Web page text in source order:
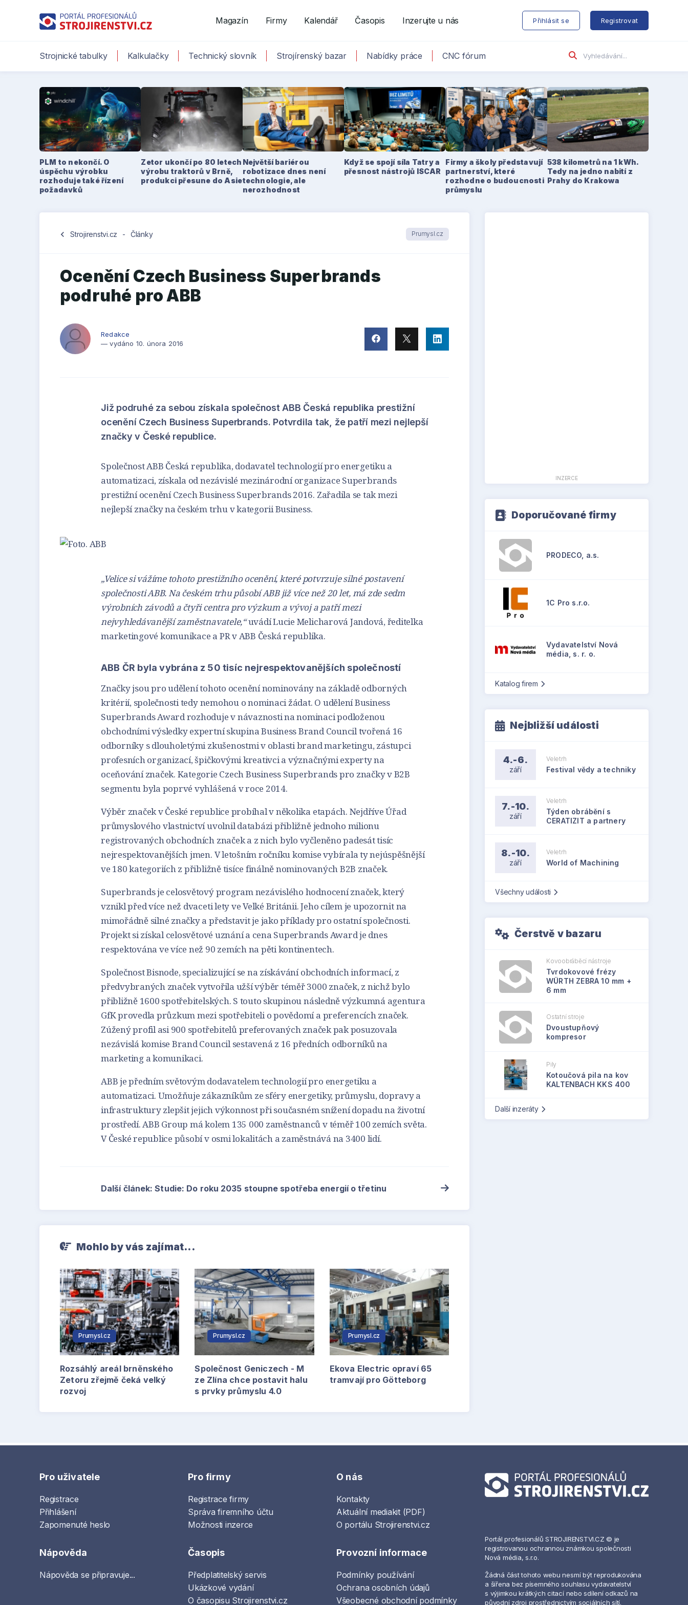
Magazín Firmy Kalendář Časopis Inzerujte u nás Přihlásit se Registrovat
Strojnické tabulky Kalkulačky Technický slovník Strojírenský bazar Nabídky práce CNC fórum
PLM to nekončí. O
úspěchu výrobku
rozhoduje také řízení
požadavků
Zetor ukončí po 80 letech
výrobu traktorů v Brně,
produkci přesune do Asie
Největší bariérou
robotizace dnes není
technologie, ale
nerozhodnost
Když se spojí síla Tatry a
přesnost nástrojů ISCAR
Firmy a školy představují
partnerství, které
rozhodne o budoucnosti
průmyslu
538 kilometrů na 1 kWh.
Tedy na jedno nabití z
Prahy do Krakowa
chevron_left Strojirenstvi.cz - Články Prumysl.cz
Ocenění Czech Business Superbrands
podruhé pro ABB
Redakce
— vydáno 10. února 2016
Již podruhé za sebou získala společnost ABB Česká republika prestižní
ocenění Czech Business Superbrands. Potvrdila tak, že patří mezi nejlepší
značky v České republice.
Společnost ABB Česká republika, dodavatel technologií pro energetiku a
automatizaci, získala od nezávislé mezinárodní organizace Superbrands
prestižní ocenění Czech Business Superbrands 2016. Zařadila se tak mezi
nejlepší značky na českém trhu v kategorii Business.
„Velice si vážíme tohoto prestižního ocenění, které potvrzuje silné postavení
společnosti ABB. Na českém trhu působí ABB již více než 20 let, má zde sedm
výrobních závodů a čtyři centra pro výzkum a vývoj a patří mezi
nejvyhledávanější zaměstnavatele,“uvádí Lucie Melicharová Jandová, ředitelka
marketingové komunikace a PR v ABB Česká republika.
ABB ČR byla vybrána z 50 tisíc nejrespektovanějších společností
Značky jsou pro udělení tohoto ocenění nominovány na základě odborných
kritérií, společnosti tedy nemohou o nominaci žádat. O udělení Business
Superbrands Award rozhoduje v návaznosti na nominaci podloženou
obchodními výsledky expertní skupina Business Brand Council tvořená 16
odborníky s dlouholetými zkušenostmi v oblasti brand marketingu, zástupci
profesních organizací, špičkovými kreativci a význačnými experty na
oceňování značek. Kategorie Czech Business Superbrands pro značky v B2B
segmentu byla poprvé vyhlášená v roce 2014.
Výběr značek v České republice probíhal v několika etapách. Nejdříve Úřad
průmyslového vlastnictví uvolnil databázi přibližně jednoho milionu
registrovaných obchodních značek a z nich bylo vyčleněno padesát tisíc
nejrespektovanějších jmen. V letošním ročníku komise vybírala ty nejúspěšnější
ve 180 kategoriích z přibližně tisíce finálně nominovaných B2B značek.
Superbrands je celosvětový program nezávislého hodnocení značek, který
vznikl před více než dvaceti lety ve Velké Británii. Jeho cílem je upozornit na
mimořádně silné značky a představit je jako příklady pro ostatní společnosti.
Projekt si získal celosvětové uznání a cena Superbrands Award je dnes
respektována ve více než 90 zemích na pěti kontinentech.
Společnost Bisnode, specializující se na získávání obchodních informací, z
předvybraných značek vytvořila užší výběr téměř 3000 značek, z nichž bylo
přibližně 1600 spotřebitelských. S touto skupinou následně výzkumná agentura
GfK provedla průzkum mezi spotřebiteli o povědomí a preferencích značek.
Zúžený profil asi 900 spotřebitelů preferovaných značek pak posuzovala
nezávislá komise Brand Council sestavená z 16 předních odborníků na
marketing a komunikaci.
ABB je předním světovým dodavatelem technologií pro energetiku a
automatizaci. Umožňuje zákazníkům ze sféry energetiky, průmyslu, dopravy a
infrastruktury zlepšit jejich výkonnost při současném snížení dopadu na životní
prostředí. ABB Group má kolem 135 000 zaměstnanců v téměř 100 zemích světa.
V České republice působí v osmi lokalitách a zaměstnává na 3400 lidí.
Další článek: Studie: Do roku 2035 stoupne spotřeba energií o třetinu
Mohlo by vás zajímat...
Prumysl.cz
Rozsáhlý areál brněnského
Zetoru zřejmě čeká velký
rozvoj
Prumysl.cz
Společnost Geniczech - M
ze Zlína chce postavit halu
s prvky průmyslu 4.0
Prumysl.cz
Ekova Electric opraví 65
tramvají pro Götteborg
INZERCE
Doporučované firmy
PRODECO, a.s.
1C Pro s.r.o.
Vydavatelství Nová
média, s. r. o.
Katalog firem
Nejbližší události
4.-6.
září
Veletrh
Festival vědy a techniky
7.-10.
září
Veletrh
Týden obrábění s
CERATIZIT a partnery
8.-10.
září
Veletrh
World of Machining
Všechny události
Čerstvě v bazaru
Kovoobráběcí nástroje
Tvrdokovové frézy
WÜRTH ZEBRA 10 mm +
6 mm
Ostatní stroje
Dvoustupňový
kompresor
Pily
Kotoučová pila na kov
KALTENBACH KKS 400
Další inzeráty
Pro uživatele
Registrace
Přihlášení
Zapomenuté heslo
Pro firmy
Registrace firmy
Správa firemního účtu
Možnosti inzerce
O nás
Kontakty
Aktuální mediakit (PDF)
O portálu Strojirenstvi.cz
Nápověda
Nápověda se připravuje...
Časopis
Předplatitelský servis
Ukázkové vydání
O časopisu Strojirenstvi.cz
Provozní informace
Podmínky používání
Ochrana osobních údajů
Všeobecné obchodní podmínky
Portál profesionálů STROJIRENSTVI.CZ © je
registrovanou ochrannou známkou společnosti
Nová média, s.r.o.
Žádná část tohoto webu nesmí být reprodukována
a šířena bez písemného souhlasu vydavatelství
s výjimkou krátkých citací nebo sdílení odkazů na
původní zdroj prostřednictvím sociálních sítí.